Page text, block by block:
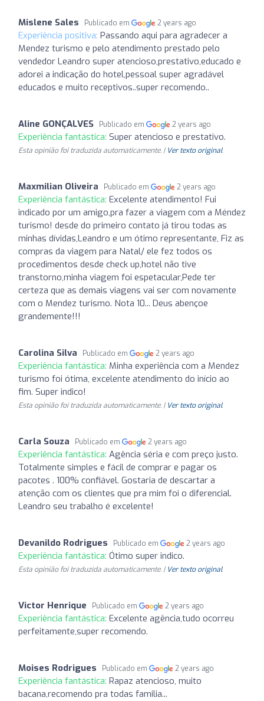
Mislene Sales Publicado em 2 years ago
Experiência positiva: Passando aqui para agradecer a
Mendez turismo e pelo atendimento prestado pelo
vendedor Leandro super atencioso,prestativo,educado e
adorei a indicação do hotel,pessoal super agradável
educados e muito receptivos..super recomendo..
Aline GONÇALVES Publicado em 2 years ago
Experiência fantástica: Super atencioso e prestativo.
Esta opinião foi traduzida automaticamente. | Ver texto original
Maxmilian Oliveira Publicado em 2 years ago
Experiência fantástica: Excelente atendimento! Fui
indicado por um amigo,pra fazer a viagem com a Méndez
turismo! desde do primeiro contato já tirou todas as
minhas dívidas,Leandro e um ótimo representante, Fiz as
compras da viagem para Natal/ ele fez todos os
procedimentos desde check up,hotel não tive
transtorno,minha viagem foi espetacular,Pede ter
certeza que as demais viagens vai ser com novamente
com o Mendez turismo. Nota 10... Deus abençoe
grandemente!!!
Carolina Silva Publicado em 2 years ago
Experiência fantástica: Minha experiência com a Mendez
turismo foi ótima, excelente atendimento do início ao
fim. Super indico!
Esta opinião foi traduzida automaticamente. | Ver texto original
Carla Souza Publicado em 2 years ago
Experiência fantástica: Agência séria e com preço justo.
Totalmente simples e fácil de comprar e pagar os
pacotes . 100% confiável. Gostaria de descartar a
atenção com os clientes que pra mim foi o diferencial.
Leandro seu trabalho é excelente!
Devanildo Rodrigues Publicado em 2 years ago
Experiência fantástica: Ótimo super indico.
Esta opinião foi traduzida automaticamente. | Ver texto original
Victor Henrique Publicado em 2 years ago
Experiência fantástica: Excelente agência,tudo ocorreu
perfeitamente,super recomendo.
Moises Rodrigues Publicado em 2 years ago
Experiência fantástica: Rapaz atencioso, muito
bacana,recomendo pra todas familia...